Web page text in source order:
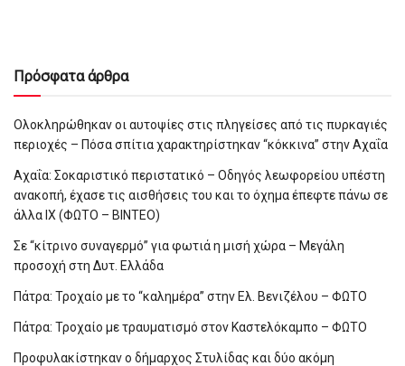
Πρόσφατα άρθρα
Ολοκληρώθηκαν οι αυτοψίες στις πληγείσες από τις πυρκαγιές
περιοχές – Πόσα σπίτια χαρακτηρίστηκαν “κόκκινα” στην Αχαΐα
Αχαΐα: Σοκαριστικό περιστατικό – Οδηγός λεωφορείου υπέστη
ανακοπή, έχασε τις αισθήσεις του και το όχημα έπεφτε πάνω σε
άλλα ΙΧ (ΦΩΤΟ – ΒΙΝΤΕΟ)
Σε “κίτρινο συναγερμό” για φωτιά η μισή χώρα – Μεγάλη
προσοχή στη Δυτ. Ελλάδα
Πάτρα: Τροχαίο με το “καλημέρα” στην Ελ. Βενιζέλου – ΦΩΤΟ
Πάτρα: Τροχαίο με τραυματισμό στον Καστελόκαμπο – ΦΩΤΟ
Προφυλακίστηκαν ο δήμαρχος Στυλίδας και δύο ακόμη